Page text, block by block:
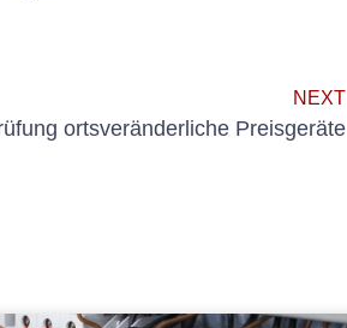
NEXT
ortsveränderliche Preisgeräte